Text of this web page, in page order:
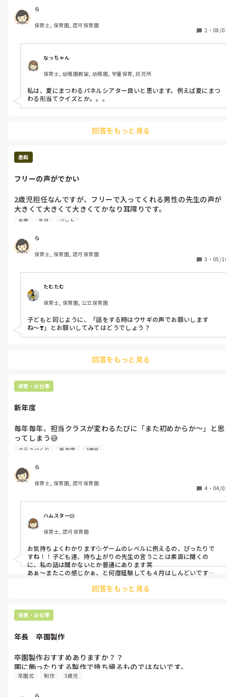
おもしろいパネルシアターや体使った遊びなどあれば教えてくだ
さい。
(ネコのお医者さんとかそうゆう系のパネルシアターがいいです)
マジックだったらどんなマジックが盛り上がったかなど教えてく
ださい！
ら
保育士, 保育園, 認可保育園
2 ・ 08/
なっちゃん
保育士, 幼稚園教諭, 幼稚園, 学童保育, 託児所
私は、夏にまつわるパネルシアター良いと思います。例えば夏にまつ
わる形当てクイズとか。。。
回答をもっと見る
愚痴
フリーの声がでかい
2歳児担任なんですが、フリーで入ってくれる男性の先生の声が
大きくて大きくて大きくてかなり耳障りです。
注意する時、褒める時、室内外関係なく嘘みたいに声がでかいで
リーダーとして子どもに指示を出しているときにでも、さらに大
きな声で子どもに注意しできます。
もともと色々あって担任は持たせてもらえないような先生なの
「声がでかいです」って言うのも気が引けるので
先輩 乳児 パート
ら
保育士, 保育園, 認可保育園
3 ・ 05/
たむたむ
保育士, 保育園, 公立保育園
子どもと同じように、「話をする時はウサギの声でお願いします
ね〜❣️」とお願いしてみてはどうでしょう？
回答をもっと見る
保育・お仕事
新年度
毎年毎年、担当クラスが変わるたびに「また初めからか〜」と思
ってしまう😅
ゲームで言うとレベル10まで達成したのに、一気にレベル1から
しかも今回は持ち上がりの先生とペアだから、子どもたちの信頼
関係から構築せねばならない…
クラスづくり 新年度 2歳児
ら
保育士, 保育園, 認可保育園
4 ・ 04/
ハムスター🐹
保育士, 認可保育園
お気持ちよくわかります💦ゲームのレベルに例えるの、ぴったりで
すね！！子ども達、持ち上がりの先生の言うことは素直に聞くの
に、私の話は聞かないとか普通にあります笑
あぁ〜またこの感じかぁ、と何度経験しても４月はしんどいです
回答をもっと見る
保育・お仕事
年長　卒園製作
卒園製作おすすめありますか？？
園に飾ったりする製作で持ち帰るものではないです。
卒園式 制作 5歳児